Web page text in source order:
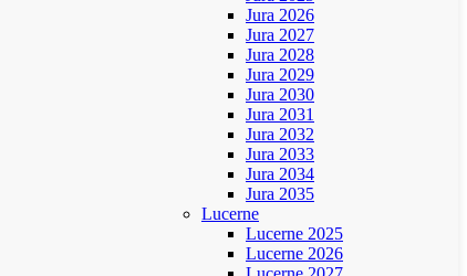
Jura 2026
Jura 2027
Jura 2028
Jura 2029
Jura 2030
Jura 2031
Jura 2032
Jura 2033
Jura 2034
Jura 2035
Lucerne
Lucerne 2025
Lucerne 2026